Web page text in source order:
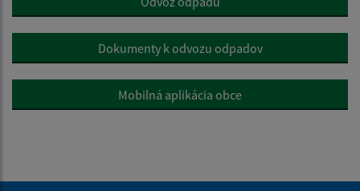
Dokumenty k odvozu odpadov
Mobilná aplikácia obce